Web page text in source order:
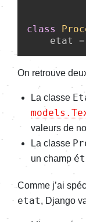
class
On retrouve
La classe
valeurs de
La classe
un champ
Comme j’ai
etat, Django